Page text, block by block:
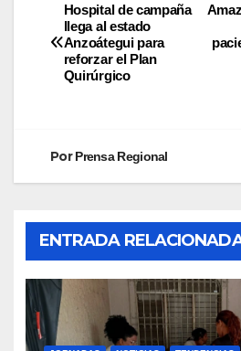
Hospital de campaña
llega al estado
Anzoátegui para
reforzar el Plan
Quirúrgico
PorPrensa Regional
ENTRADA